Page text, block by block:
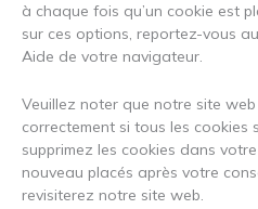
à chaque fois qu’un cookie est
sur ces options, reportez-vous
Aide de votre navigateur.
Veuillez noter que notre site
correctement si tous les cookies
supprimez les cookies dans
nouveau placés après votre
revisiterez notre site web.